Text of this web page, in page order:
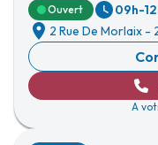
Ouvert 09h-
2 Rue De Morlaix -
A